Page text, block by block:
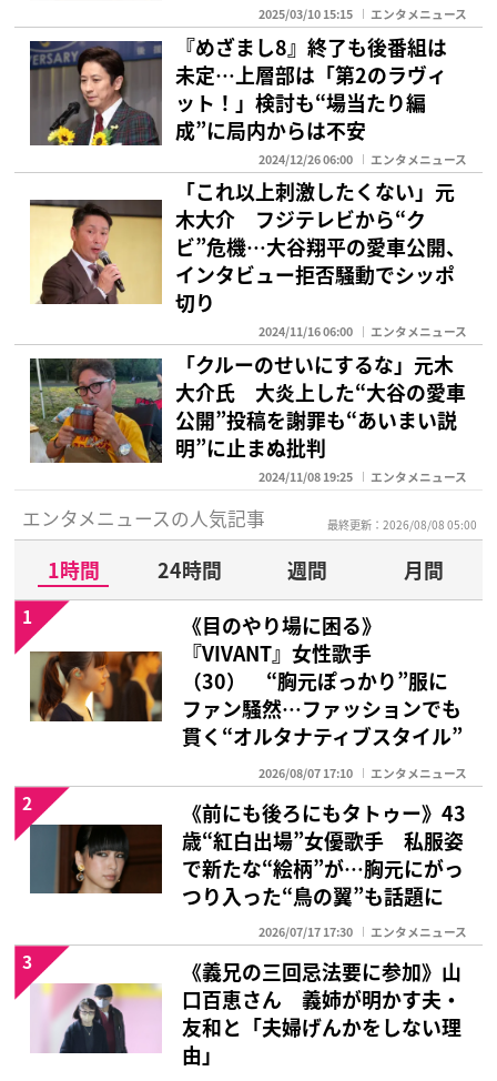
2025/03/10 15:15 エンタメニュース
『めざまし8』終了も後番組は
未定…上層部は「第2のラヴィ
ット！」検討も“場当たり編
成”に局内からは不安
2024/12/26 06:00 エンタメニュース
「これ以上刺激したくない」元
木大介 フジテレビから“ク
ビ”危機…大谷翔平の愛車公開、
インタビュー拒否騒動でシッポ
切り
2024/11/16 06:00 エンタメニュース
「クルーのせいにするな」元木
大介氏 大炎上した“大谷の愛車
公開”投稿を謝罪も“あいまい説
明”に止まぬ批判
2024/11/08 19:25 エンタメニュース
エンタメニュースの人気記事 最終更新：2026/08/08 05:00
1時間 24時間 週間
月間
《目のやり場に困る》
『VIVANT』女性歌手
（30） “胸元ぽっかり”服に
ファン騒然…ファッションでも
貫く“オルタナティブスタイル”
2026/08/07 17:10 エンタメニュース
1
《前にも後ろにもタトゥー》43
歳“紅白出場”女優歌手 私服姿
で新たな“絵柄”が…胸元にがっ
つり入った“鳥の翼”も話題に
2026/07/17 17:30 エンタメニュース
2
《義兄の三回忌法要に参加》山
口百恵さん 義姉が明かす夫・
友和と「夫婦げんかをしない理
由」
3